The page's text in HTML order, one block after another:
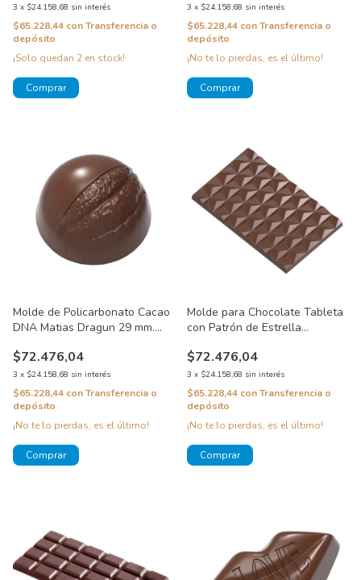
3 x $24.158,68 sin interés
$65.228,44 conTransferencia o
depósito
¡Solo quedan 2 en stock!
3 x $24.158,68 sin interés
$65.228,44 conTransferencia o
depósito
¡No te lo pierdas, es el último!
Molde de Policarbonato Cacao
DNA Matias Dragun 29 mm.
$72.476,04
3 x $24.158,68 sin interés
$65.228,44 conTransferencia o
depósito
¡No te lo pierdas, es el último!
Molde para Chocolate Tableta
con Patrón de Estrella
$72.476,04
3 x $24.158,68 sin interés
$65.228,44 conTransferencia o
depósito
¡No te lo pierdas, es el último!